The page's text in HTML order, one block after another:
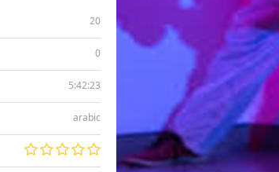
20
0
5:42:23
arabic